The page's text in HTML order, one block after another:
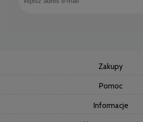
Zakupy
Pomoc
Informacje